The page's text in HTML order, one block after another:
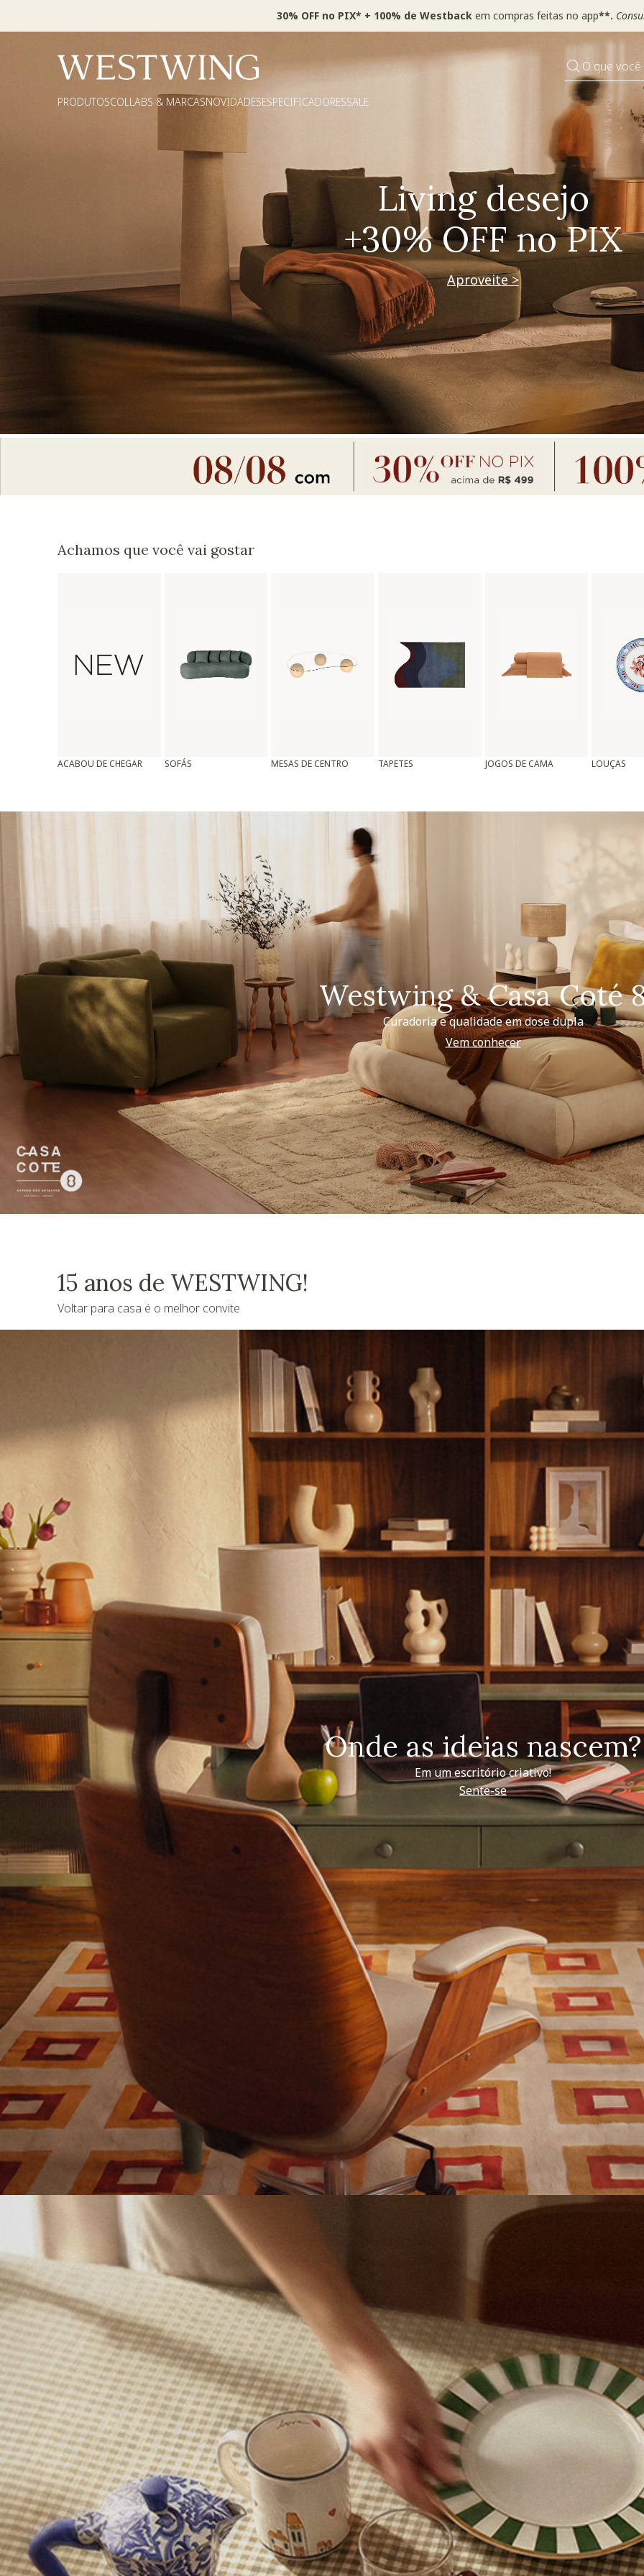
30% OFF no PIX* + 100% de Westback em compras feitas no app**.
O que
PRODUTOSCOLLABS & MARCASNOVIDADESESPECIFICADORESSALE
Pequenos rituais
Grandes mudanças
Decorar
Achamos que você vai gostar
ACABOU DE CHEGAR SOFÁS MESAS DE CENTRO TAPETES JOGOS DE CAMA LOUÇAS
Westwing & Casa Coté
Curadoria e qualidade em dose dupla
Vem conhecer
15 anos de WESTWING!
Voltar para casa é o melhor convite
Onde as ideias nascem?
Em um escritório criativo!
Sente-se